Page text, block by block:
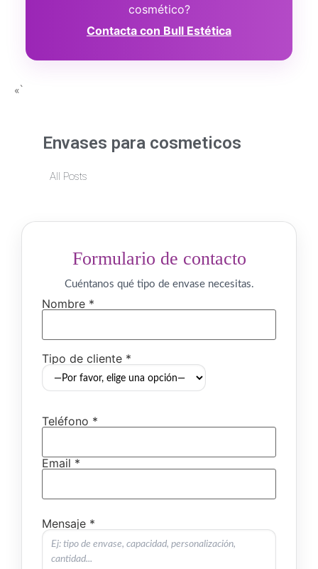
cosmético?
Contacta con Bull Estética
«`
Envases para cosmeticos
All Posts
Formulario de contacto
Cuéntanos qué tipo de envase necesitas.
Nombre *
Tipo de cliente *
Teléfono *
Email *
Mensaje *